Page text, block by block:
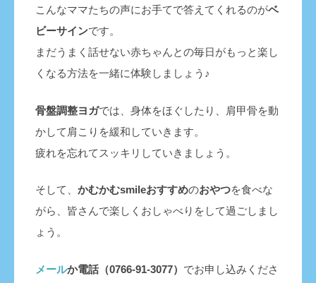
こんなママたちの声にお手てで答えてくれるのがベ
ビーサインです。
まだうまく話せない赤ちゃんとの毎日がもっと楽し
くなる方法を一緒に体験しましょう♪
骨盤調整ヨガでは、身体をほぐしたり、肩甲骨を動
かして肩こりを緩和していきます。
疲れを忘れてスッキリしていきましょう。
そして、 かむかむsmileおすすめのおやつを食べな
がら、皆さんで楽しくおしゃべりをして過ごしまし
ょう。
メールか電話（0766-91-3077） でお申し込みくださ